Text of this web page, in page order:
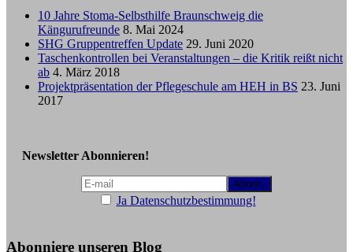
10 Jahre Stoma-Selbsthilfe Braunschweig die
Kängurufreunde 8. Mai 2024
SHG Gruppentreffen Update 29. Juni 2020
Taschenkontrollen bei Veranstaltungen – die Kritik reißt nicht
ab 4. März 2018
Projektpräsentation der Pflegeschule am HEH in BS 23. Juni
2017
Newsletter Abonnieren!
Ja Datenschutzbestimmung!
Abonniere unseren Blog